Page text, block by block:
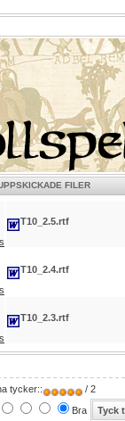
FILER
T10_2.5.rtf
T10_2.4.rtf
T10_2.3.rtf
tycker::
/ 2
Bra